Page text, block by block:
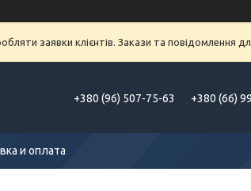
заявки клієнтів. Закази та повідомлення
+380 (96) 507-75-63 +380 (66)
и оплата